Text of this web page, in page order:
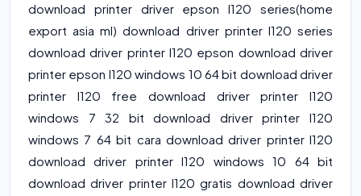
download printer driver epson l120 series(home
export asia ml) download driver printer l120 series
download driver printer l120 epson download driver
printer epson l120 windows 10 64 bit download driver
printer l120 free download driver printer l120
windows 7 32 bit download driver printer l120
windows 7 64 bit cara download driver printer l120
download driver printer l120 windows 10 64 bit
download driver printer l120 gratis download driver